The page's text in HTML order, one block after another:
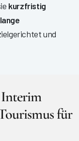
kurzfristig
und
Interim
für